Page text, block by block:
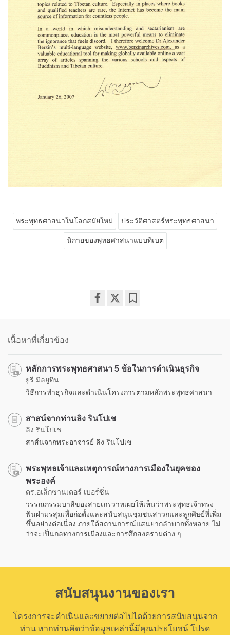
พระพุทธศาสนาในโลกสมัยใหม่ ประวัติศาสตร์พระพุทธศาสนา
นิกายของพุทธศาสนาแบบทิเบต
เนื้อหาที่เกี่ยวข้อง
หลักการพระพุทธศาสนา 5 ข้อในการดำเนินธุรกิจ
ยูรี มิลยูทิน
วิธีการทำธุรกิจและดำเนินโครงการตามหลักพระพุทธศาสนา
สาสน์จากท่านลิง รินโปเช
ลิง รินโปเช
สาส์นจากพระอาจารย์ ลิง รินโปเช
พระพุทธเจ้าและเหตุการณ์ทางการเมืองในยุคของ
พระองค์
ดร.อเล็กซานเดอร์ เบอร์ซิ่น
วรรณกรรมบาลีของสายเถรวาทเผยให้เห็นว่าพระพุทธเจ้าทรง
ฟันฝ่ามรสุมเพื่อก่อตั้งและสนับสนุนชุมชนสาวกและลูกศิษย์ที่เพิ่ม
ขึ้นอย่างต่อเนื่อง ภายใต้สถานการณ์แสนยากลำบากทั้งหลาย ไม่
ว่าจะเป็นกลทางการเมืองและการศึกสงครามต่าง ๆ
สนับสนุนงานของเรา
โครงการจะดำเนินและขยายต่อไปไดด้วยการสนับสนุนจาก
ท่าน หากท่านคิดว่าข้อมูลเหล่านี้มีคุณประโยชน์ โปรด